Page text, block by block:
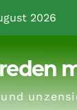
2026